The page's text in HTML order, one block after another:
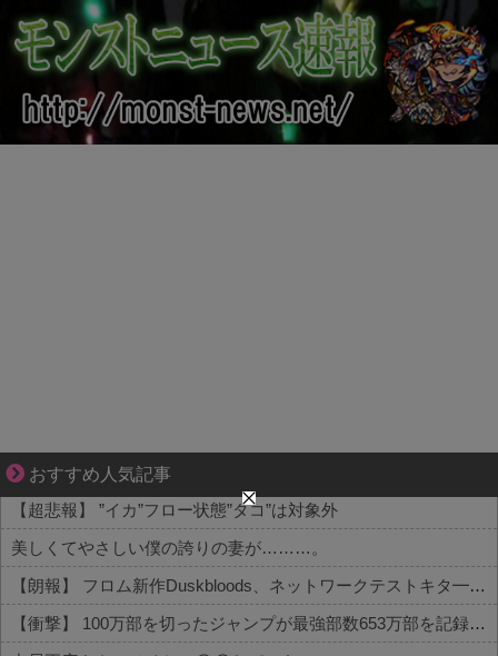
おすすめ人気記事
知らない土地で、主婦は孤独になる
【超悲報】 ”イカ”フロー状態”タコ”は対象外
美しくてやさしい僕の誇りの妻が………。
【朗報】 フロム新作Duskbloods、ネットワークテストキタ━━━━(゜∀゜)━━━━!!
【衝撃】 100万部を切ったジャンプが最強部数653万部を記録した時の週刊少年ジャンプの面子がヤバすぎる